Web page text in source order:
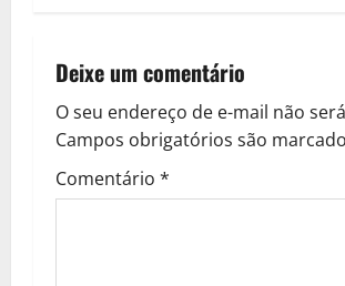
a
v
i
g
Deixe um comentário
O seu endereço de e-mail não
Campos obrigatórios são
Comentário *